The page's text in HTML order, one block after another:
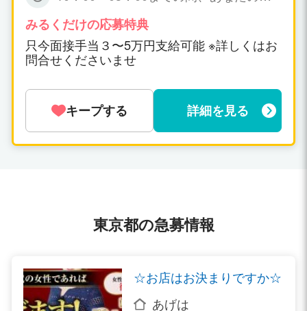
すょ☆ 特に、規定はありません。
みるくだけの応募特典
只今面接手当３〜5万円支給可能 ※詳しくはお
問合せくださいませ
キープする 詳細を見る
東京都の急募情報
☆お店はお決まりですか☆
あげは